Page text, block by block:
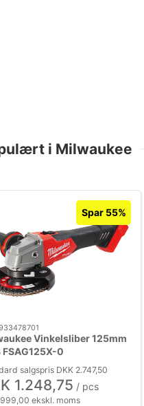
i Milwaukee
Spar 55%
Vinkelsliber 125mm
FSAG125X-0
salgspris DKK 2.747,50
1.248,75 / pcs
999,00 ekskl. moms